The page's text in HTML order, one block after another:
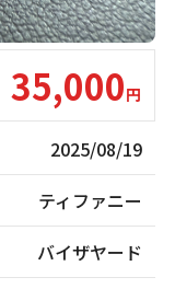
35,000円
2025/08/19
ティファニー
バイザヤード